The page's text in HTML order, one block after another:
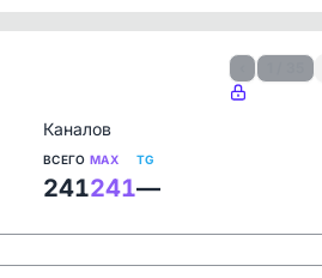
Каналов
ВСЕГО
241
MAX
241
TG
—